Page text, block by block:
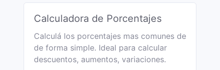
Calculadora de Porcentajes
Calculá los porcentajes mas comunes de
de forma simple. Ideal para calcular
descuentos, aumentos, variaciones.